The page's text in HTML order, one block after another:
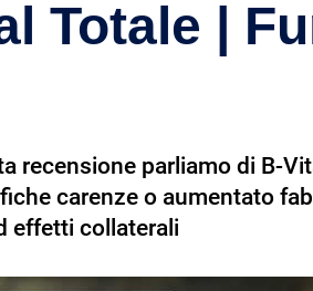
Totale |
recensione parliamo di B-
carenze o aumentato
effetti collaterali